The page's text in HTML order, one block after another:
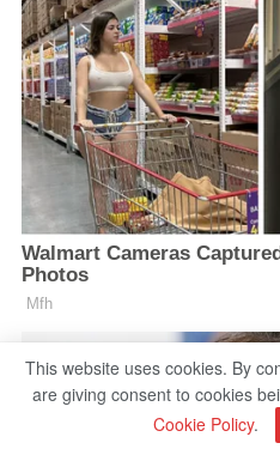
This website uses cookies. By
are giving consent to cookies
Cookie Policy.